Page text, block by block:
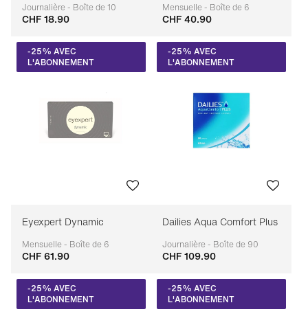
Journalière - Boîte de 10
Adaptable
CHF 18.90
Mensuelle - Boîte de 6
Adaptable
CHF 40.90
-25% AVEC
L'ABONNEMENT
Eyexpert Dynamic
Mensuelle - Boîte de 6
Adaptable
CHF 61.90
-25% AVEC
L'ABONNEMENT
Dailies Aqua Comfort Plus
Journalière - Boîte de 90
Adaptable
CHF 109.90
-25% AVEC
L'ABONNEMENT
-25% AVEC
L'ABONNEMENT